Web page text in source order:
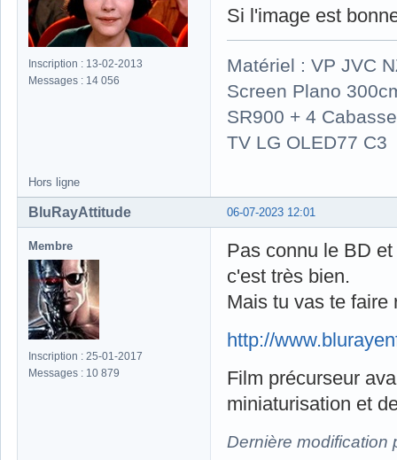
Inscription : 13-02-2013
Messages : 14 056
Si l'image est
Matériel : VP JVC
Screen Plano
SR900 + 4
TV LG OLED77 C3
Hors ligne
06-07-2023 12:01
BluRayAttitude
Membre
Inscription : 25-01-2017
Messages : 10 879
Pas connu le BD
c'est très bien.
Mais tu vas te
http://
Film précurseur
miniaturisation et
Dernière modification